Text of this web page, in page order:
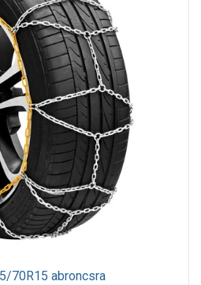
70R15 abroncsra